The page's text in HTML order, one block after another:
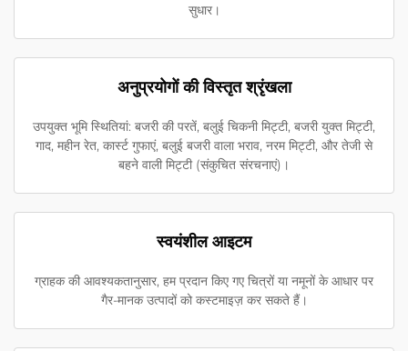
सुधार।
अनुप्रयोगों की विस्तृत श्रृंखला
उपयुक्त भूमि स्थितियां: बजरी की परतें, बलुई चिकनी मिट्टी, बजरी युक्त मिट्टी,
गाद, महीन रेत, कार्स्ट गुफाएं, बलुई बजरी वाला भराव, नरम मिट्टी, और तेजी से
बहने वाली मिट्टी (संकुचित संरचनाएं)।
स्वयंशील आइटम
ग्राहक की आवश्यकतानुसार, हम प्रदान किए गए चित्रों या नमूनों के आधार पर
गैर-मानक उत्पादों को कस्टमाइज़ कर सकते हैं।